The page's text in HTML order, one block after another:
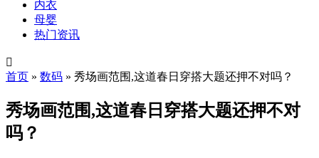
内衣
母婴
热门资讯

首页 » 数码 » 秀场画范围,这道春日穿搭大题还押不对吗？
秀场画范围,这道春日穿搭大题还押不对
吗？